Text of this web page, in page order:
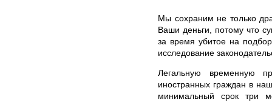
Мы сохраним не только
Ваши деньги, потому что
за время убитое на
исследование
Легальную временную
иностранных граждан в
минимальный срок три